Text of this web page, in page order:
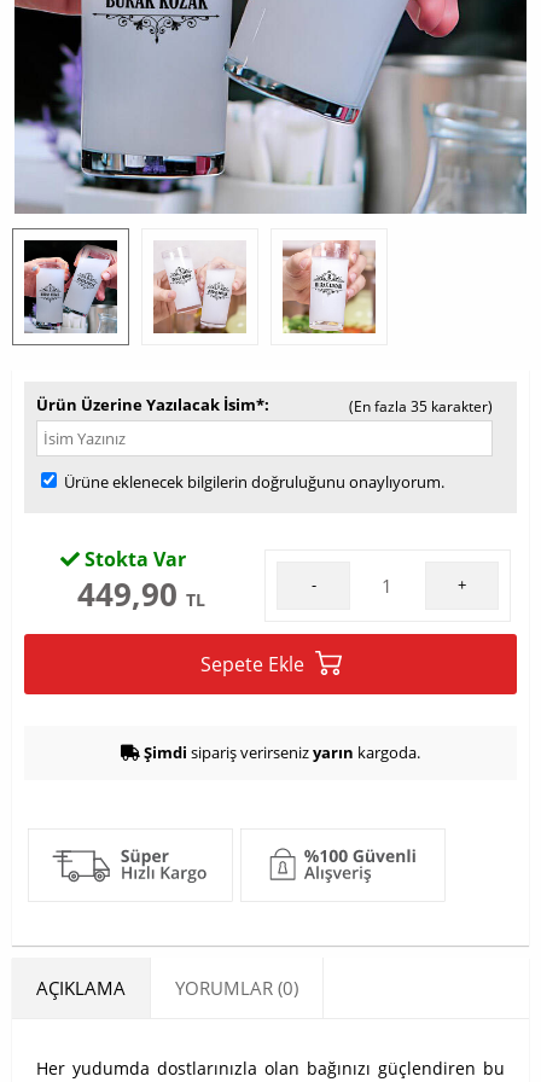
Ürün Üzerine Yazılacak İsim* (En fazla 35 karakter)
Ürüne eklenecek bilgilerin doğruluğunu onaylıyorum.
Stokta Var
449,90 TL
- +
Sepete Ekle
Şimdi sipariş verirsenizyarın kargoda.
AÇIKLAMA YORUMLAR (0)
Her yudumda dostlarınızla olan bağınızı güçlendiren bu